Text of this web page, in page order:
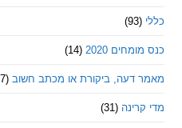
2020
(14)
ביקורת או מכתב חשוב (27)
(31)